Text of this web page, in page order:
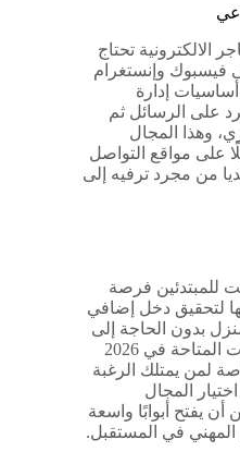
الالكترونية تحتاج
فيسبوك وإنستغرام
إدارة
على الرسائل ثم
وهذا المجال
على مواقع التواصل
من مجرد ترفيه إلى
للمبتدئين فرصة
لتحقيق دخل إضافي
بدون الحاجة إلى
رأس مال كبير، ومع تنوع المجالات المتاحة في 2026
لمن يمتلك الرغبة
المجال
يفتح أبوابًا واسعة
المهني في المستقبل.